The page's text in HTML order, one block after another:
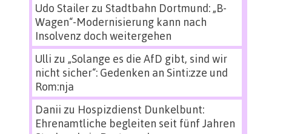
Udo Stailerzu Stadtbahn Dortmund: „B-
Wagen“-Modernisierung kann nach
Insolvenz doch weitergehen
Ulli zu „Solange es die AfD gibt, sind wir
nicht sicher“: Gedenken an Sinti:zze und
Rom:nja
Danii zu Hospizdienst Dunkelbunt:
Ehrenamtliche begleiten seit fünf Jahren